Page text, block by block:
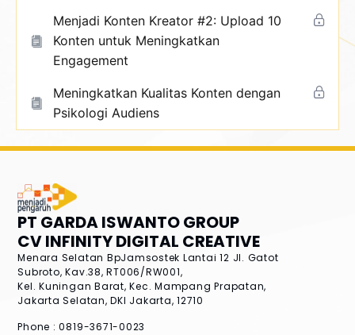
Menjadi Konten Kreator #2: Upload 10
Konten untuk Meningkatkan
Engagement
Meningkatkan Kualitas Konten dengan
Psikologi Audiens
PT GARDA ISWANTO GROUP
CV INFINITY DIGITAL CREATIVE
Menara Selatan BpJamsostek Lantai 12 Jl. Gatot
Subroto, Kav.38, RT006/RW001,
Kel. Kuningan Barat, Kec. Mampang Prapatan,
Jakarta Selatan, DKI Jakarta, 12710
Phone : 0819-3671-0023